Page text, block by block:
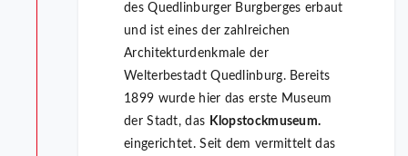
des Quedlinburger Burgberges erbaut
und ist eines der zahlreichen
Architekturdenkmale der
Welterbestadt Quedlinburg. Bereits
1899 wurde hier das erste Museum
der Stadt, das Klopstockmuseum.
eingerichtet. Seit dem vermittelt das